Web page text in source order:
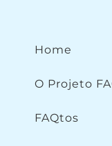
Home
O Projeto
FAQtos